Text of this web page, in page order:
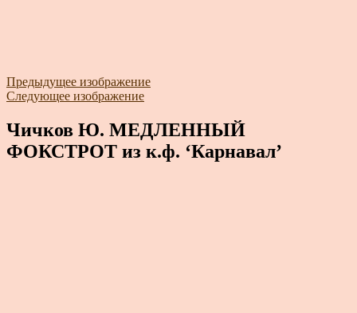
Предыдущее изображение
Следующее изображение
Чичков Ю. МЕДЛЕННЫЙ
ФОКСТРОТ из к.ф. ‘Карнавал’